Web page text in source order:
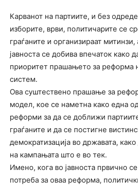
Карванот на партиите, и без
изборите, врви, политичарите се
граѓаните и организираат
јавноста се добива впечаток како
приоритет прашањето за реформа
систем.
Ова суштествено прашање за
модел, кое се наметна како една
реформи за да се доближи
граѓаните и да се постигне
демократизација во државата,
на кампањата што е во тек.
Имено, кога во јавноста првично
потреба за оваа реформа,